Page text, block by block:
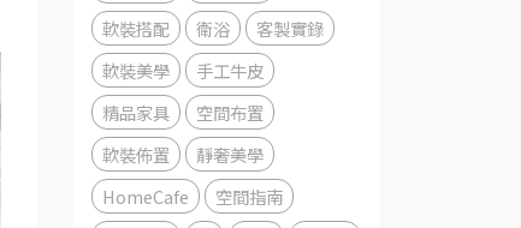
軟裝搭配
衛浴
客製實錄
軟裝美學
手工牛皮
精品家具
空間布置
軟裝佈置
靜奢美學
HomeCafe
空間指南